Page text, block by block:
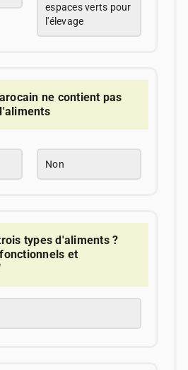
espaces verts pour
l'élevage
ne contient pas
Non
types d'aliments ?
et